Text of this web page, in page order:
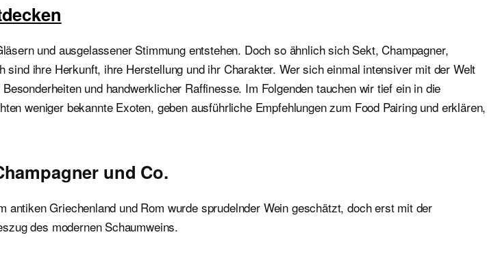
und ausgelassener Stimmung entstehen. Doch so ähnlich sich Sekt, Champagner,
ihre Herkunft, ihre Herstellung und ihr Charakter. Wer sich einmal intensiver mit der Welt
und handwerklicher Raffinesse. Im Folgenden tauchen wir tief ein in die
weniger bekannte Exoten, geben ausführliche Empfehlungen zum Food Pairing und erklären,
und Co.
Griechenland und Rom wurde sprudelnder Wein geschätzt, doch erst mit der
des modernen Schaumweins.